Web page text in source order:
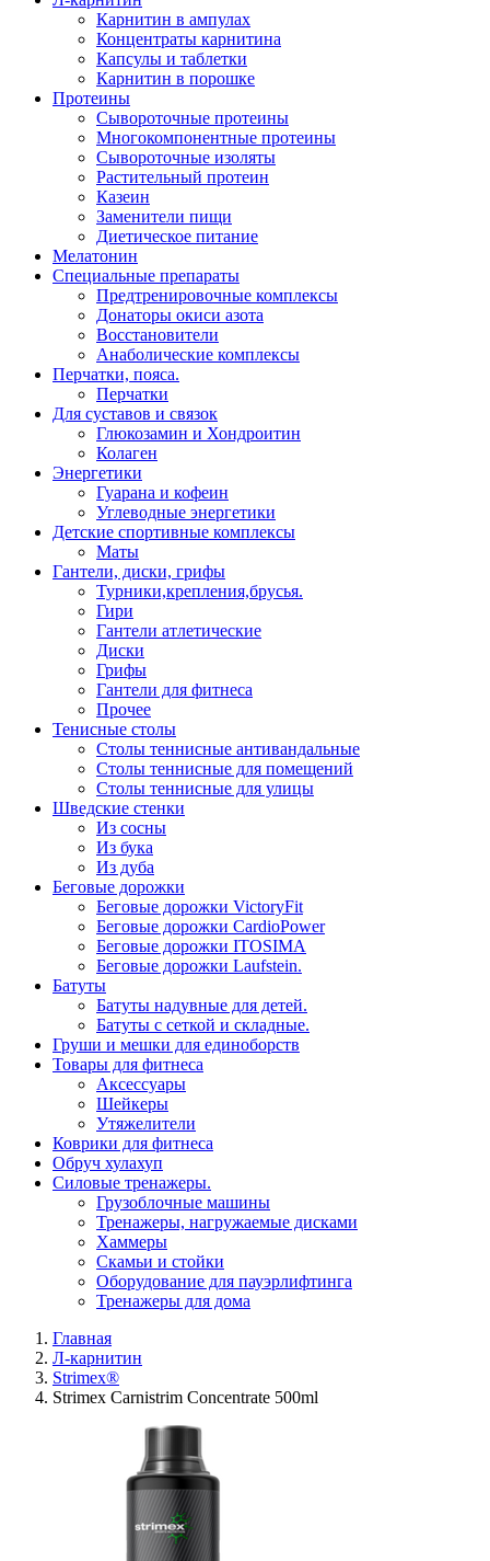
Карнитин в ампулах
Концентраты карнитина
Капсулы и таблетки
Карнитин в порошке
Протеины
Сывороточные протеины
Многокомпонентные протеины
Сывороточные изоляты
Растительный протеин
Казеин
Заменители пищи
Диетическое питание
Мелатонин
Специальные препараты
Предтренировочные комплексы
Донаторы окиси азота
Восстановители
Анаболические комплексы
Перчатки, пояса.
Перчатки
Для суставов и связок
Глюкозамин и Хондроитин
Колаген
Энергетики
Гуарана и кофеин
Углеводные энергетики
Детские спортивные комплексы
Маты
Гантели, диски, грифы
Турники,крепления,брусья.
Гири
Гантели атлетические
Диски
Грифы
Гантели для фитнеса
Прочее
Тенисные столы
Столы теннисные антивандальные
Столы теннисные для помещений
Столы теннисные для улицы
Шведские стенки
Из сосны
Из бука
Из дуба
Беговые дорожки
Беговые дорожки VictoryFit
Беговые дорожки CardioPower
Беговые дорожки ITOSIMA
Беговые дорожки Laufstein.
Батуты
Батуты надувные для детей.
Батуты с сеткой и складные.
Груши и мешки для единоборств
Товары для фитнеса
Aксессуары
Шейкеры
Утяжелители
Коврики для фитнеса
Обруч хулахуп
Силовые тренажеры.
Грузоблочные машины
Тренажеры, нагружаемые дисками
Хаммеры
Скамьи и стойки
Оборудование для пауэрлифтинга
Тренажеры для дома
Главная
Л-карнитин
Strimex®
Strimex Carnistrim Concentrate 500ml